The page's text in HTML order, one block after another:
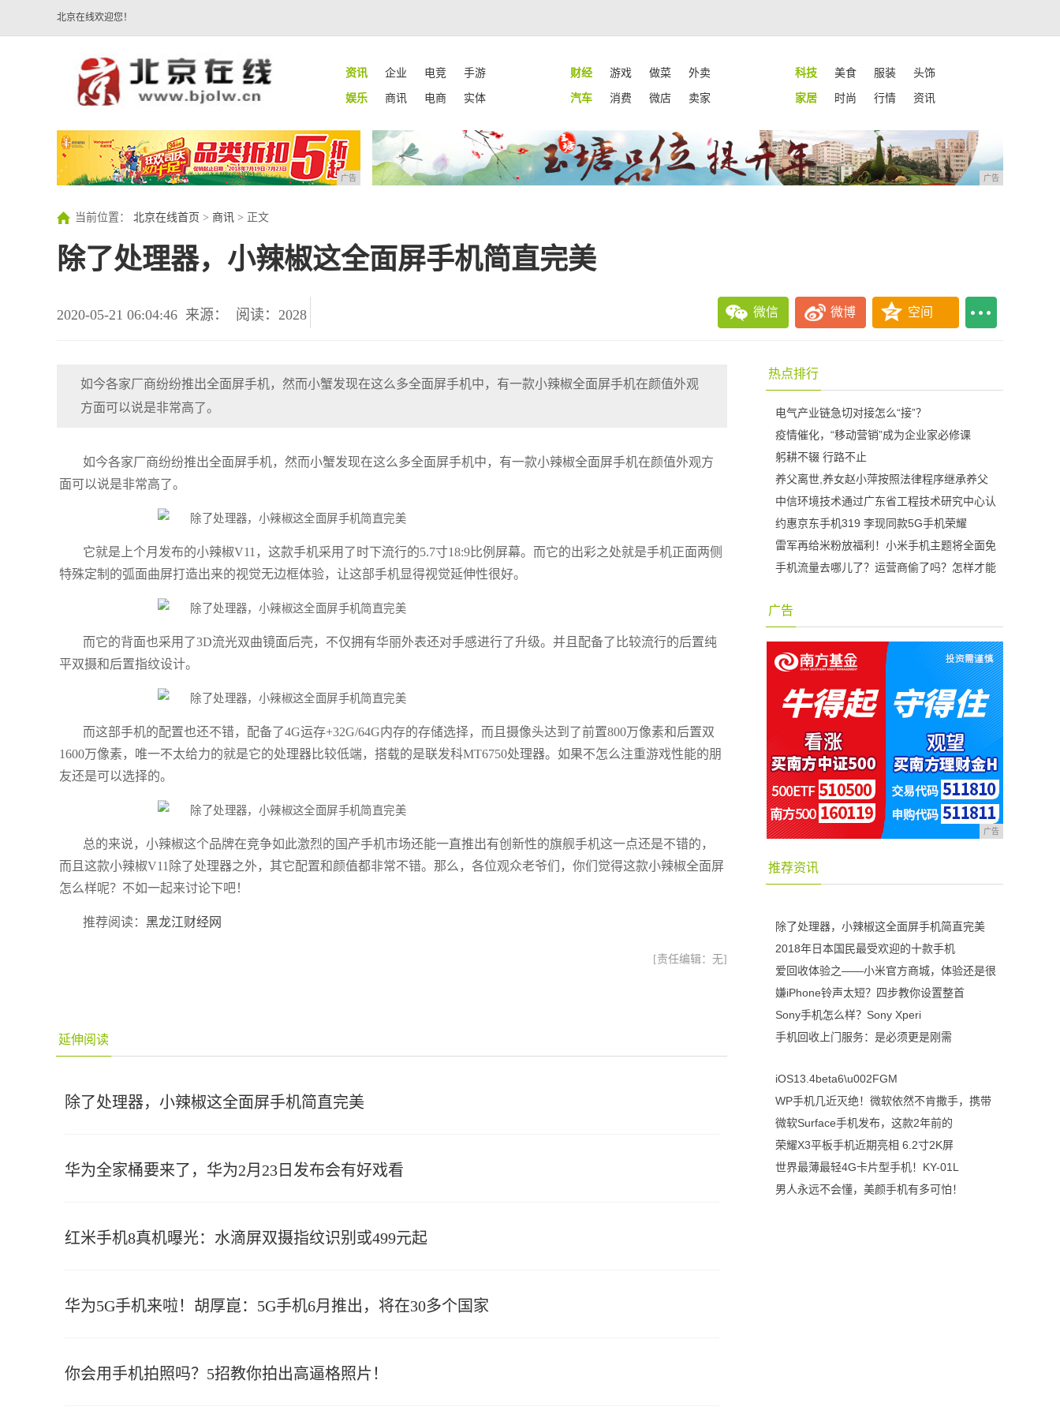
北京在线欢迎您！
资讯 企业 电竞 手游 财经 游戏 做菜 外卖 科技 美食 服装
头饰
娱乐
商讯 电商 实体 汽车 消费 微店 卖家 家居 时尚 行情 资讯
广告 广告
当前位置： 北京在线首页 > 商讯 > 正文
除了处理器，小辣椒这全面屏手机简直完美
2020-05-21 06:04:46 来源： 阅读：2028 微信 微博 空间
如今各家厂商纷纷推出全面屏手机，然而小蟹发现在这么多全面屏手机中，有一款小辣椒全面屏手机在颜值外观
方面可以说是非常高了。
如今各家厂商纷纷推出全面屏手机，然而小蟹发现在这么多全面屏手机中，有一款小辣椒全面屏手机在颜值外观方
面可以说是非常高了。
它就是上个月发布的小辣椒V11，这款手机采用了时下流行的5.7寸18:9比例屏幕。而它的出彩之处就是手机正面两侧
特殊定制的弧面曲屏打造出来的视觉无边框体验，让这部手机显得视觉延伸性很好。
而它的背面也采用了3D流光双曲镜面后壳，不仅拥有华丽外表还对手感进行了升级。并且配备了比较流行的后置纯
平双摄和后置指纹设计。
而这部手机的配置也还不错，配备了4G运存+32G/64G内存的存储选择，而且摄像头达到了前置800万像素和后置双
1600万像素，唯一不太给力的就是它的处理器比较低端，搭载的是联发科MT6750处理器。如果不怎么注重游戏性能的朋
友还是可以选择的。
总的来说，小辣椒这个品牌在竞争如此激烈的国产手机市场还能一直推出有创新性的旗舰手机这一点还是不错的，
而且这款小辣椒V11除了处理器之外，其它配置和颜值都非常不错。那么，各位观众老爷们，你们觉得这款小辣椒全面屏
怎么样呢？不如一起来讨论下吧！
推荐阅读： 黑龙江财经网
[责任编辑：无]
延伸阅读
除了处理器，小辣椒这全面屏手机简直完美
华为全家桶要来了，华为2月23日发布会有好戏看
红米手机8真机曝光：水滴屏双摄指纹识别或499元起
华为5G手机来啦！胡厚崑：5G手机6月推出，将在30多个国家
你会用手机拍照吗？5招教你拍出高逼格照片！
热点排行
电气产业链急切对接怎么“接”？
疫情催化，“移动营销”成为企业家必修课
躬耕不辍 行路不止
养父离世,养女赵小萍按照法律程序继承养父
中信环境技术通过广东省工程技术研究中心认
约惠京东手机319 李现同款5G手机荣耀
雷军再给米粉放福利！小米手机主题将全面免
手机流量去哪儿了？运营商偷了吗？怎样才能
广告
广告
推荐资讯
除了处理器，小辣椒这全面屏手机简直完美
2018年日本国民最受欢迎的十款手机
爱回收体验之——小米官方商城，体验还是很
嫌iPhone铃声太短？四步教你设置整首
Sony手机怎么样？Sony Xperi
手机回收上门服务：是必须更是刚需
iOS13.4beta6\u002FGM
WP手机几近灭绝！微软依然不肯撒手，携带
微软Surface手机发布，这款2年前的
荣耀X3平板手机近期亮相 6.2寸2K屏
世界最薄最轻4G卡片型手机！KY-01L
男人永远不会懂，美颜手机有多可怕！